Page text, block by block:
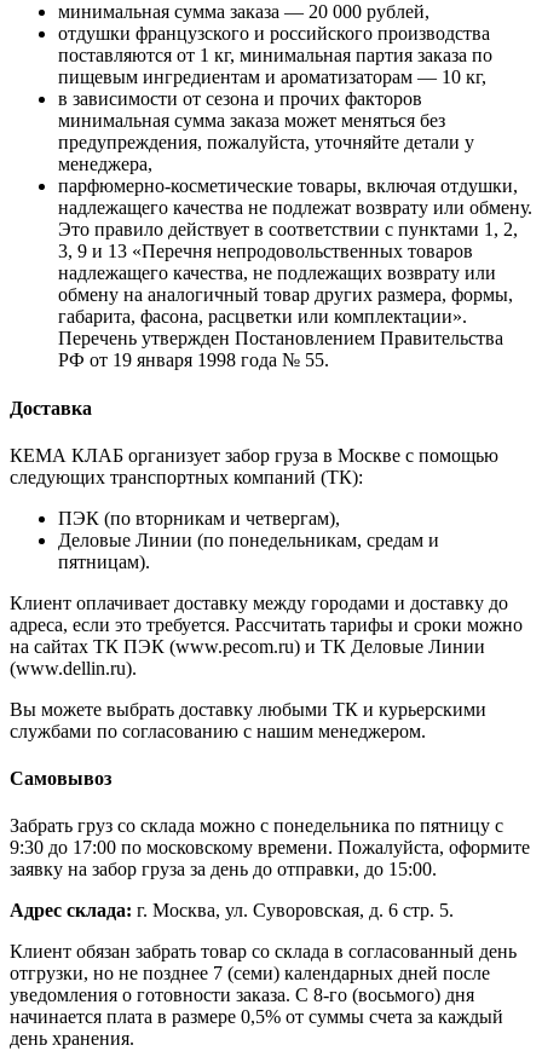
минимальная сумма заказа — 20 000 рублей,
отдушки французского и российского производства
поставляются от 1 кг, минимальная партия заказа по
пищевым ингредиентам и ароматизаторам — 10 кг,
в зависимости от сезона и прочих факторов
минимальная сумма заказа может меняться без
предупреждения, пожалуйста, уточняйте детали у
менеджера,
парфюмерно-косметические товары, включая отдушки,
надлежащего качества не подлежат возврату или обмену.
Это правило действует в соответствии с пунктами 1, 2,
3, 9 и 13 «Перечня непродовольственных товаров
надлежащего качества, не подлежащих возврату или
обмену на аналогичный товар других размера, формы,
габарита, фасона, расцветки или комплектации».
Перечень утвержден Постановлением Правительства
РФ от 19 января 1998 года № 55.
Доставка
КЕМА КЛАБ организует забор груза в Москве с помощью
следующих транспортных компаний (ТК):
ПЭК (по вторникам и четвергам),
Деловые Линии (по понедельникам, средам и
пятницам).
Клиент оплачивает доставку между городами и доставку до
адреса, если это требуется. Рассчитать тарифы и сроки можно
на сайтах ТК ПЭК (www.pecom.ru) и ТК Деловые Линии
(www.dellin.ru).
Вы можете выбрать доставку любыми ТК и курьерскими
службами по согласованию с нашим менеджером.
Самовывоз
Забрать груз со склада можно с понедельника по пятницу с
9:30 до 17:00 по московскому времени. Пожалуйста, оформите
заявку на забор груза за день до отправки, до 15:00.
Адрес склада: г. Москва, ул. Суворовская, д. 6 стр. 5.
Клиент обязан забрать товар со склада в согласованный день
отгрузки, но не позднее 7 (семи) календарных дней после
уведомления о готовности заказа. С 8-го (восьмого) дня
начинается плата в размере 0,5% от суммы счета за каждый
день хранения.